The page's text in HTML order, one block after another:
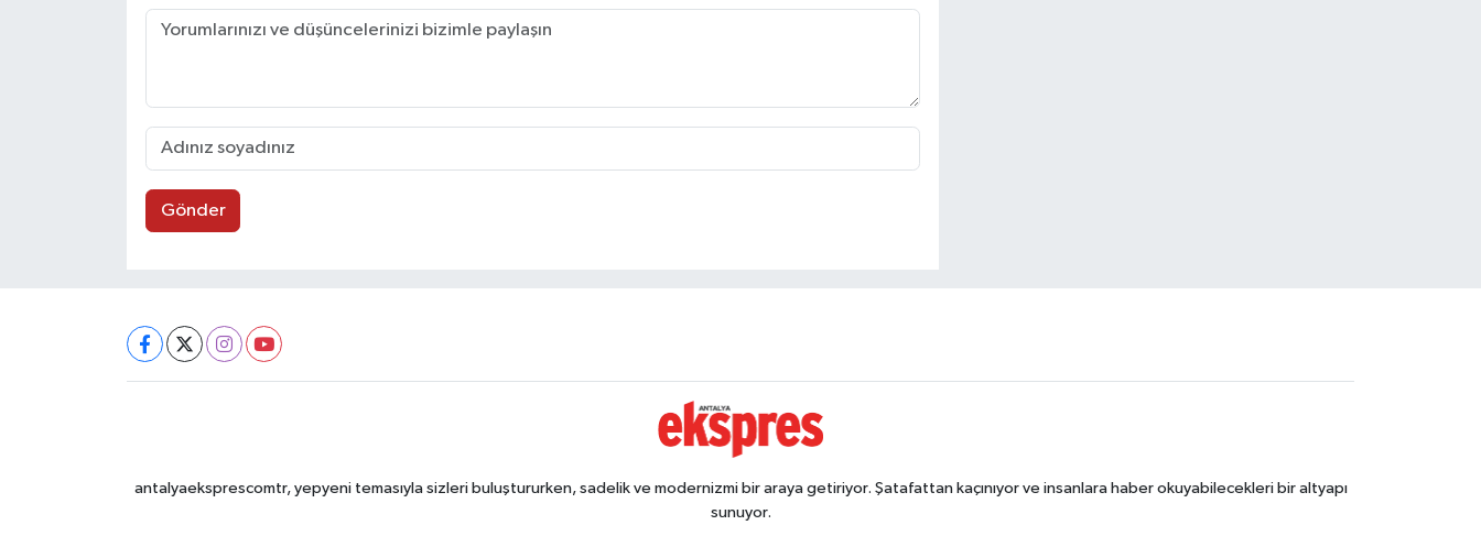
Gönder
antalyaeksprescomtr, yepyeni temasıyla sizleri buluştururken, sadelik ve modernizmi bir araya getiriyor. Şatafattan kaçınıyor ve insanlara haber okuyabilecekleri bir altyapı
sunuyor.